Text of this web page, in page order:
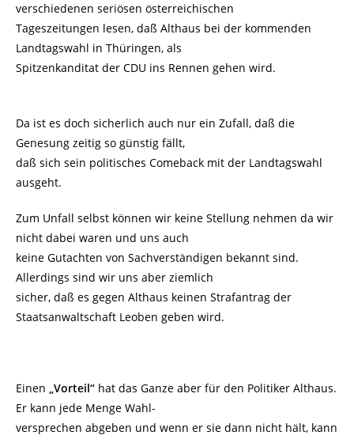
verschiedenen seriösen österreichischen
Tageszeitungen lesen, daß Althaus bei der kommenden
Landtagswahl in Thüringen, als
Spitzenkanditat der CDU ins Rennen gehen wird.
Da ist es doch sicherlich auch nur ein Zufall, daß die
Genesung zeitig so günstig fällt,
daß sich sein politisches Comeback mit der Landtagswahl
ausgeht.
Zum Unfall selbst können wir keine Stellung nehmen da wir
nicht dabei waren und uns auch
keine Gutachten von Sachverständigen bekannt sind.
Allerdings sind wir uns aber ziemlich
sicher, daß es gegen Althaus keinen Strafantrag der
Staatsanwaltschaft Leoben geben wird.
Einen „Vorteil“ hat das Ganze aber für den Politiker Althaus.
Er kann jede Menge Wahl-
versprechen abgeben und wenn er sie dann nicht hält, kann